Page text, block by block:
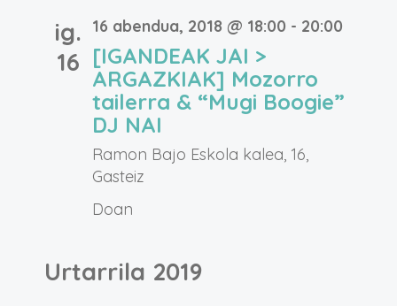
ig.
16
16 abendua, 2018 @ 18:00 - 20:00
[IGANDEAK JAI >
ARGAZKIAK] Mozorro
tailerra & “Mugi Boogie”
DJ NAI
Ramon Bajo Eskola kalea, 16,
Gasteiz
Doan
Urtarrila 2019